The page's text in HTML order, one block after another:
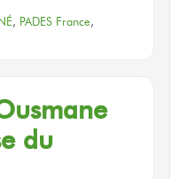
, PADES France,
du